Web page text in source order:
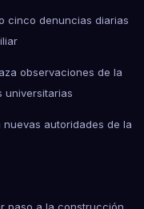
cinco denuncias diarias
observaciones de la
universitarias
autoridades de la